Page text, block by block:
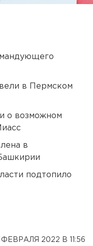
в Пермском
о возможном
в
подтопило
ФЕВРАЛЯ 2022 В 11:56